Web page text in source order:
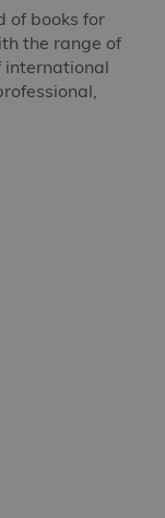
of books for
the range of
international